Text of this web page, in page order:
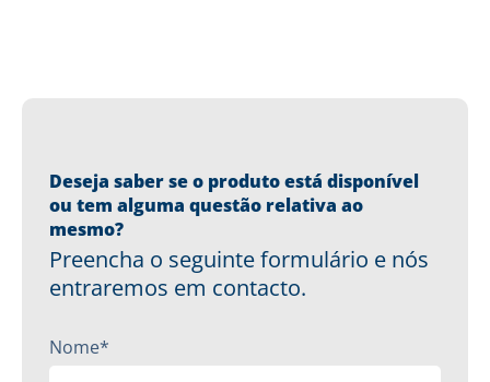
Deseja saber se o produto está disponível
ou tem alguma questão relativa ao
mesmo?
Preencha o seguinte formulário e nós
entraremos em contacto.
Nome*